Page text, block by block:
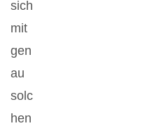
sich
mit
gen
au
solc
hen